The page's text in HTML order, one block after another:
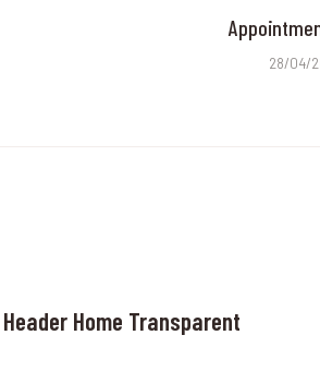
28/04/
Header Home Transparent